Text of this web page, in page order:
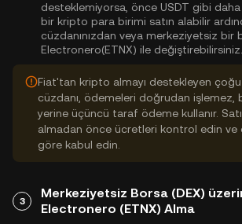
desteklemiyorsa, önce USDT gibi
bir kripto para birimi satın alabilir
cüzdanınızdan veya merkeziyetsiz bir
Electronero(ETNX) ile değiştirebilirsiniz.
Fiat'tan kripto almayı destekleyen
cüzdanı, ödemeleri doğrudan işlemez,
yerine üçüncü taraf ödeme kullanır.
almadan önce ücretleri kontrol edin ve
göre kabul edin.
3
Merkeziyetsiz Borsa (DEX)
Electronero (ETNX) Alma